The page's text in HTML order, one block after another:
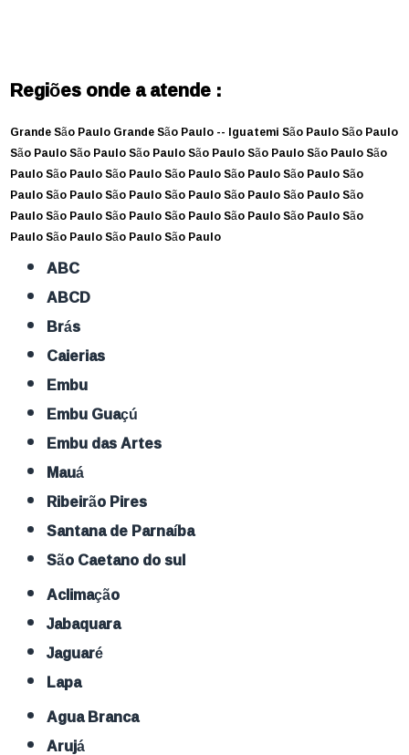
Regiões onde a atende :
Grande São PauloGrande São Paulo -- IguatemiSão PauloSão Paulo
São PauloSão PauloSão PauloSão PauloSão PauloSão PauloSão
PauloSão PauloSão PauloSão PauloSão PauloSão PauloSão
PauloSão PauloSão PauloSão PauloSão PauloSão PauloSão
PauloSão PauloSão PauloSão PauloSão PauloSão PauloSão
PauloSão PauloSão PauloSão Paulo
ABC
ABCD
Brás
Caierias
Embu
Embu Guaçú
Embu das Artes
Mauá
Ribeirão Pires
Santana de Parnaíba
São Caetano do sul
Aclimação
Jabaquara
Jaguaré
Lapa
Agua Branca
Arujá